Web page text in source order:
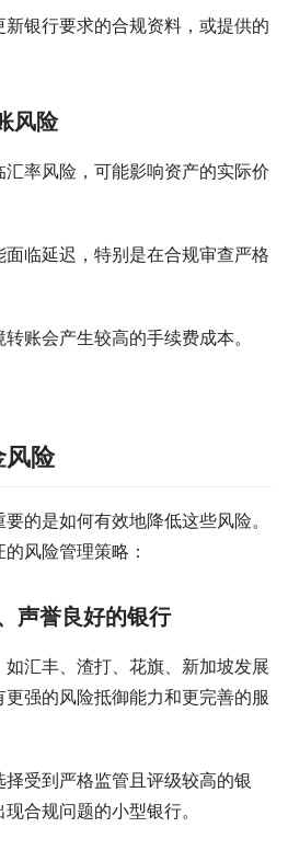
新银行要求的合规资料，或提供的
风险
汇率风险，可能影响资产的实际价
面临延迟，特别是在合规审查严格
账会产生较高的手续费成本。
风险
的是如何有效地降低这些风险。
风险管理策略：
声誉良好的银行
如汇丰、渣打、花旗、新加坡发展
强的风险抵御能力和更完善的服
择受到严格监管且评级较高的银
合规问题的小型银行。